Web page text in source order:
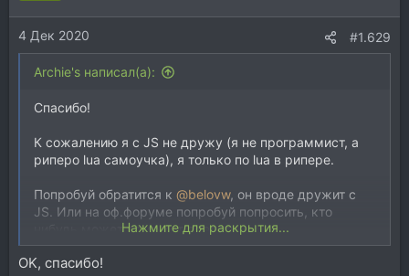
4 Дек 2020 #1.629
Archie's написал(а):
Спасибо!
К сожалению я с JS не дружу (я не программист, а
риперо lua самоучка), я только по lua в рипере.
Попробуй обратится к @belovw, он вроде дружит с
JS. Или на оф.форуме попробуй попросить, кто
нибудь может поможет сделать.
Нажмите для раскрытия...
OK, cпасибо!